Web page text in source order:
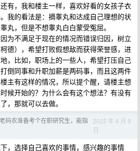
有，我和楼主一样，喜欢好看的女孩子衣
我的看法是：摘睾丸和达成自己理想的状
丸，但是不想睾丸白白蒙受冤屈。
为不满足于现在的情况而错误归因，树立
德），希望打败假想敌而获得荣誉感，进
，比如，职场上的一些人，希望打压自己
倒同事和升职加薪是两码事，而且这两件
主有这样的情况，所以提个醒，请楼主想
候开始的？为什么会有这个想法？有没有
，那就可以去做。
老码农准备考个在职研究生，能指
2022 年 6 月 9
日
，选择自己喜欢的事情，感兴趣的事情